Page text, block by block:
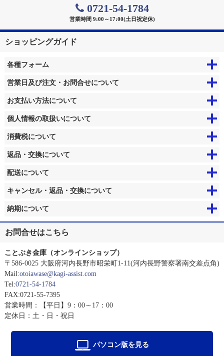
0721-54-1784
営業時間 9:00～17:00(土日祝定休)
ショッピングガイド
各種フォーム
営業日及び注文・お問合せについて
お支払い方法について
個人情報の取扱いについて
消費税について
返品・交換について
配送について
キャンセル・返品・交換について
納期について
お問合せはこちら
ことぶき金庫（オンラインショップ）
〒586-0025 大阪府河内長野市昭栄町1-11(河内長野警察署南交差点角)
Mail:otoiawase@kagi-assist.com
Tel:0721-54-1784
FAX:0721-55-7395
営業時間：【平日】9：00～17：00
定休日：土・日・祝日
パソコン版を見る